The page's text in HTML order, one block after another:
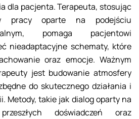
dla pacjenta. Terapeuta, stosując
pracy oparte na podejściu
pomaga pacjentowi
nieadaptacyjne schematy, które
oraz emocje. Ważnym
jest budowanie atmosfery
do skutecznego działania i
Metody, takie jak dialog oparty na
doświadczeń oraz